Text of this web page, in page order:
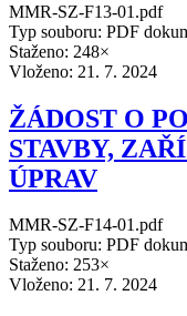
MMR-SZ-F13-01.pdf
Typ souboru: PDF
Staženo: 248×
Vloženo: 21. 7. 2024
ŽÁDOST O
STAVBY,
ÚPRAV
MMR-SZ-F14-01.pdf
Typ souboru: PDF
Staženo: 253×
Vloženo: 21. 7. 2024